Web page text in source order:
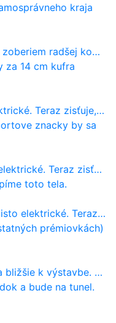
kraja
radšej kombi
za 14 cm kufra
potrebuje nový osemvalcový motor
znacky by sa
potrebuje nový osemvalcový motor
toto tela.
že potrebuje nový osemvalcový motor
prémiovkách)
NDS urobila dôležitý krok
a bude na tunel.